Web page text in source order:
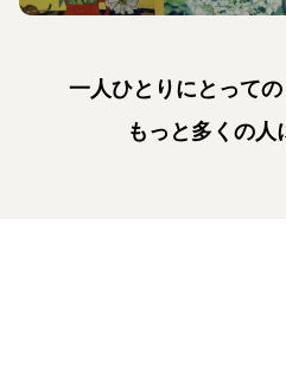
一人ひとりにとっての
もっと多くの人